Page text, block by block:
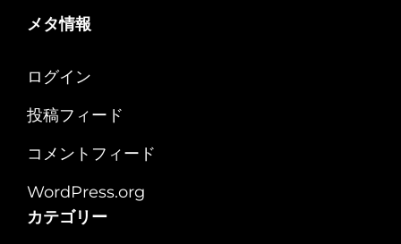
の
提
メタ情報
ログイン
投稿フィード
コメントフィード
WordPress.org
カテゴリー